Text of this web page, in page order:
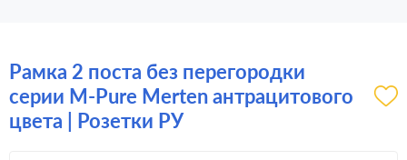
Рамка 2 поста без перегородки
серии M-Pure Merten антрацитового
цвета | Розетки РУ